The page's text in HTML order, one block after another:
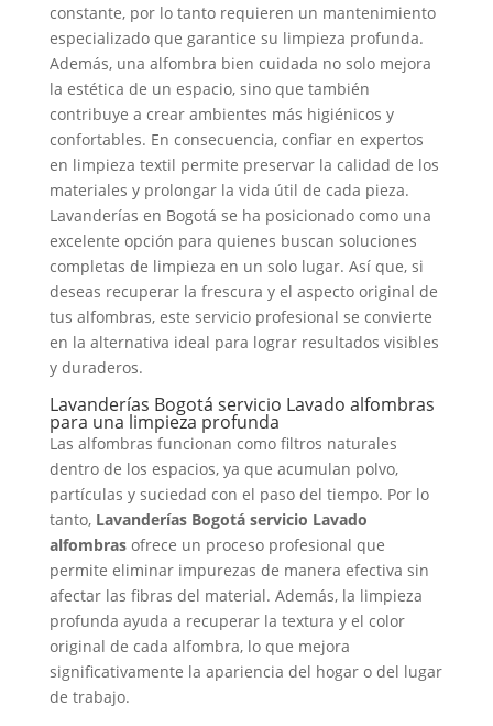
constante, por lo tanto requieren un mantenimiento
especializado que garantice su limpieza profunda.
Además, una alfombra bien cuidada no solo mejora
la estética de un espacio, sino que también
contribuye a crear ambientes más higiénicos y
confortables. En consecuencia, confiar en expertos
en limpieza textil permite preservar la calidad de los
materiales y prolongar la vida útil de cada pieza.
Lavanderías en Bogotá se ha posicionado como una
excelente opción para quienes buscan soluciones
completas de limpieza en un solo lugar. Así que, si
deseas recuperar la frescura y el aspecto original de
tus alfombras, este servicio profesional se convierte
en la alternativa ideal para lograr resultados visibles
y duraderos.
Lavanderías Bogotá servicio Lavado alfombras
para una limpieza profunda
Las alfombras funcionan como filtros naturales
dentro de los espacios, ya que acumulan polvo,
partículas y suciedad con el paso del tiempo. Por lo
tanto, Lavanderías Bogotá servicio Lavado
alfombrasofrece un proceso profesional que
permite eliminar impurezas de manera efectiva sin
afectar las fibras del material. Además, la limpieza
profunda ayuda a recuperar la textura y el color
original de cada alfombra, lo que mejora
significativamente la apariencia del hogar o del lugar
de trabajo.